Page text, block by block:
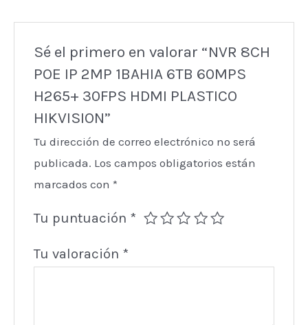
PLASTICO
HIKVISION
cantidad
Sé el primero en valorar “NVR 8CH
POE IP 2MP 1BAHIA 6TB 60MPS
H265+ 30FPS HDMI PLASTICO
HIKVISION”
Tu dirección de correo electrónico no será
publicada. Los campos obligatorios están
marcados con *
Tu puntuación *
Tu valoración *